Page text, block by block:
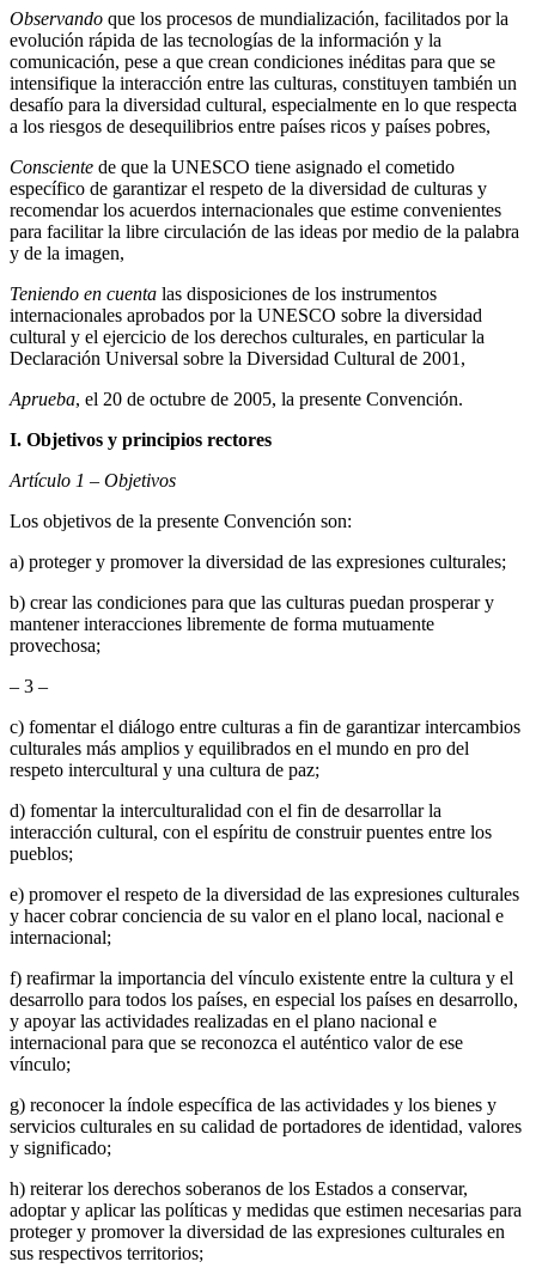
Observando que los procesos de mundialización, facilitados por la
evolución rápida de las tecnologías de la información y la
comunicación, pese a que crean condiciones inéditas para que se
intensifique la interacción entre las culturas, constituyen también un
desafío para la diversidad cultural, especialmente en lo que respecta
a los riesgos de desequilibrios entre países ricos y países pobres,
Consciente de que la UNESCO tiene asignado el cometido
específico de garantizar el respeto de la diversidad de culturas y
recomendar los acuerdos internacionales que estime convenientes
para facilitar la libre circulación de las ideas por medio de la palabra
y de la imagen,
Teniendo en cuenta las disposiciones de los instrumentos
internacionales aprobados por la UNESCO sobre la diversidad
cultural y el ejercicio de los derechos culturales, en particular la
Declaración Universal sobre la Diversidad Cultural de 2001,
Aprueba, el 20 de octubre de 2005, la presente Convención.
I. Objetivos y principios rectores
Artículo 1 – Objetivos
Los objetivos de la presente Convención son:
a) proteger y promover la diversidad de las expresiones culturales;
b) crear las condiciones para que las culturas puedan prosperar y
mantener interacciones libremente de forma mutuamente
provechosa;
– 3 –
c) fomentar el diálogo entre culturas a fin de garantizar intercambios
culturales más amplios y equilibrados en el mundo en pro del
respeto intercultural y una cultura de paz;
d) fomentar la interculturalidad con el fin de desarrollar la
interacción cultural, con el espíritu de construir puentes entre los
pueblos;
e) promover el respeto de la diversidad de las expresiones culturales
y hacer cobrar conciencia de su valor en el plano local, nacional e
internacional;
f) reafirmar la importancia del vínculo existente entre la cultura y el
desarrollo para todos los países, en especial los países en desarrollo,
y apoyar las actividades realizadas en el plano nacional e
internacional para que se reconozca el auténtico valor de ese
vínculo;
g) reconocer la índole específica de las actividades y los bienes y
servicios culturales en su calidad de portadores de identidad, valores
y significado;
h) reiterar los derechos soberanos de los Estados a conservar,
adoptar y aplicar las políticas y medidas que estimen necesarias para
proteger y promover la diversidad de las expresiones culturales en
sus respectivos territorios;